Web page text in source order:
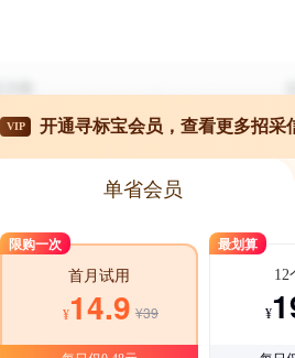
VIP 开通寻标宝会员，查看更多招采
单省会员
限购一次
首月试用
¥14.9 ¥39
最划算
12
¥